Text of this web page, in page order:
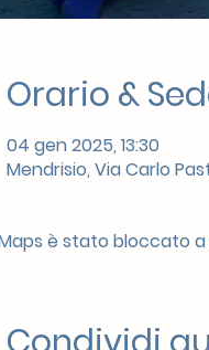
Orario &
04 gen 2025, 13:30
Mendrisio, Via Carlo
è stato bloccato